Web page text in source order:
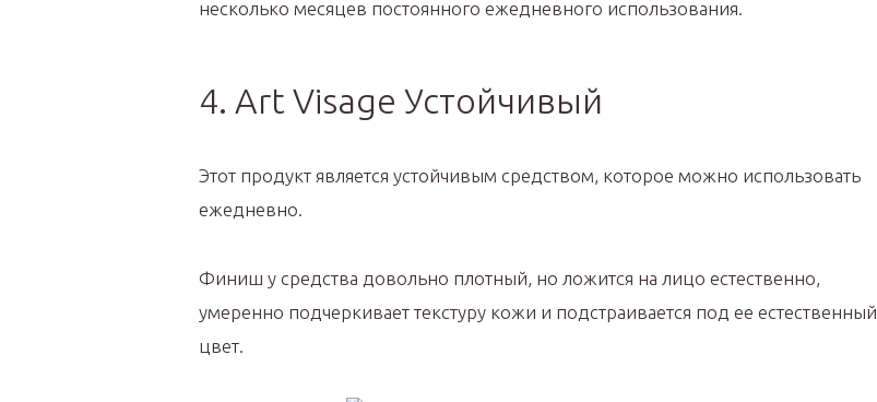
несколько месяцев постоянного ежедневного использования.
4. Art Visage Устойчивый
Этот продукт является устойчивым средством, которое можно использовать
ежедневно.
Финиш у средства довольно плотный, но ложится на лицо естественно,
умеренно подчеркивает текстуру кожи и подстраивается под ее естественный
цвет.